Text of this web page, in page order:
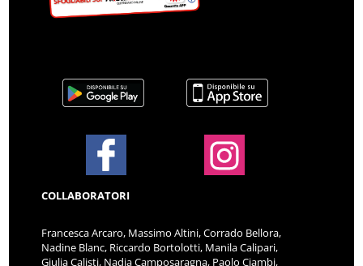
COLLABORATORI
Francesca Arcaro, Massimo Altini, Corrado Bellora,
Nadine Blanc, Riccardo Bortolotti, Manila Calipari,
Giulia Calisti, Nadia Camposaragna, Paolo Ciambi,